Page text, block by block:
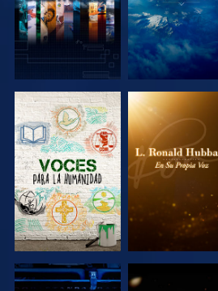
EXPLORA LAS
SERIES
EXPLORA LAS
SERIES